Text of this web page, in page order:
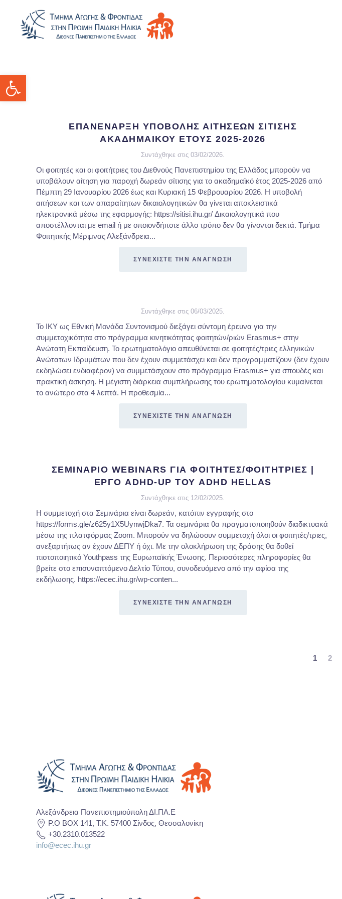
Ανοίξτε τη γραμμή εργαλείων
ΕΠΑΝΕΝΑΡΞΗ ΥΠΟΒΟΛΗΣ ΑΙΤΗΣΕΩΝ ΣΙΤΙΣΗΣ
ΑΚΑΔΗΜΑΙΚΟΥ ΕΤΟΥΣ 2025-2026
Συντάχθηκε στις 03/02/2026.
Οι φοιτητές και οι φοιτήτριες του Διεθνούς Πανεπιστημίου της Ελλάδος μπορούν να
υποβάλουν αίτηση για παροχή δωρεάν σίτισης για το ακαδημαϊκό έτος 2025-2026 από
Πέμπτη 29 Ιανουαρίου 2026 έως και Κυριακή 15 Φεβρουαρίου 2026. Η υποβολή
αιτήσεων και των απαραίτητων δικαιολογητικών θα γίνεται αποκλειστικά
ηλεκτρονικά μέσω της εφαρμογής: https://sitisi.ihu.gr/ Δικαιολογητικά που
αποστέλλονται με email ή με οποιονδήποτε άλλο τρόπο δεν θα γίνονται δεκτά. Τμήμα
Φοιτητικής Μέριμνας Αλεξάνδρεια...
ΣΥΝΕΧΙΣΤΕ ΤΗΝ ΑΝΑΓΝΩΣΗ
Συντάχθηκε στις 06/03/2025.
Το ΙΚΥ ως Εθνική Μονάδα Συντονισμού διεξάγει σύντομη έρευνα για την
συμμετοχικότητα στο πρόγραμμα κινητικότητας φοιτητών/ριών Erasmus+ στην
Ανώτατη Εκπαίδευση. Το ερωτηματολόγιο απευθύνεται σε φοιτητές/τριες ελληνικών
Ανώτατων Ιδρυμάτων που δεν έχουν συμμετάσχει και δεν προγραμματίζουν (δεν έχουν
εκδηλώσει ενδιαφέρον) να συμμετάσχουν στο πρόγραμμα Erasmus+ για σπουδές και
πρακτική άσκηση. Η μέγιστη διάρκεια συμπλήρωσης του ερωτηματολογίου κυμαίνεται
το ανώτερο στα 4 λεπτά. Η προθεσμία...
ΣΥΝΕΧΙΣΤΕ ΤΗΝ ΑΝΑΓΝΩΣΗ
ΣΕΜΙΝΑΡΙΟ WEBINARS ΓΙΑ ΦΟΙΤΗΤΕΣ/ΦΟΙΤΗΤΡΙΕΣ |
ΕΡΓΟ ADHD-UP ΤΟΥ ADHD HELLAS
Συντάχθηκε στις 12/02/2025.
Η συμμετοχή στα Σεμινάρια είναι δωρεάν, κατόπιν εγγραφής στο
https://forms.gle/z625y1X5UynwjDka7. Τα σεμινάρια θα πραγματοποιηθούν διαδικτυακά
μέσω της πλατφόρμας Zoom. Μπορούν να δηλώσουν συμμετοχή όλοι οι φοιτητές/τριες,
ανεξαρτήτως αν έχουν ΔΕΠΥ ή όχι. Με την ολοκλήρωση της δράσης θα δοθεί
πιστοποιητικό Youthpass της Ευρωπαϊκής Ένωσης. Περισσότερες πληροφορίες θα
βρείτε στο επισυναπτόμενο Δελτίο Τύπου, συνοδευόμενο από την αφίσα της
εκδήλωσης. https://ecec.ihu.gr/wp-conten...
ΣΥΝΕΧΙΣΤΕ ΤΗΝ ΑΝΑΓΝΩΣΗ
1 2
Αλεξάνδρεια Πανεπιστημιούπολη ΔΙ.ΠΑ.Ε
P.O BOX 141, T.K. 57400 Σίνδος, Θεσσαλονίκη
+30.2310.013522
info@ecec.ihu.gr